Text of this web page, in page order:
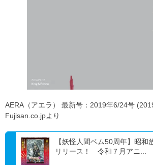
AERA（アエラ） 最新号：2019年6/24号
Fujisan.co.jpより
【妖怪人間ベム50周年】昭和
リリース！ 令和７月アニ...